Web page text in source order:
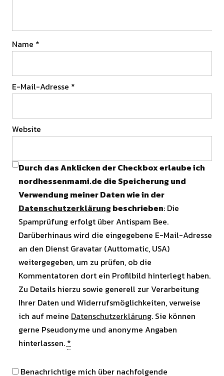
Name *
E-Mail-Adresse *
Website
Durch das Anklicken der Checkbox erlaube ich
nordhessenmami.de die Speicherung und
Verwendung meiner Daten wie in der
Datenschutzerklärung beschrieben: Die
Spamprüfung erfolgt über Antispam Bee.
Darüberhinaus wird die eingegebene E-Mail-Adresse
an den Dienst Gravatar (Auttomatic, USA)
weitergegeben, um zu prüfen, ob die
Kommentatoren dort ein Profilbild hinterlegt haben.
Zu Details hierzu sowie generell zur Verarbeitung
Ihrer Daten und Widerrufsmöglichkeiten, verweise
ich auf meine Datenschutzerklärung. Sie können
gerne Pseudonyme und anonyme Angaben
hinterlassen.*
Benachrichtige mich über nachfolgende